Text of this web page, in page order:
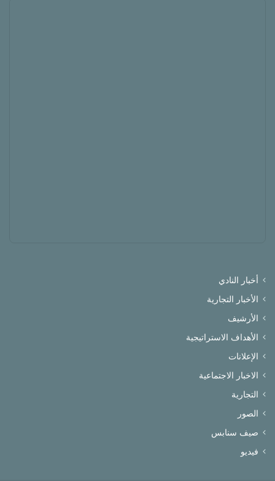
أخبار النادي
الأخبار التجارية
الأرشيف
الأهداف الاستراتيجية
الإعلانات
الاخبار الاجتماعية
التجارية
الصور
صيف سنابس
فيديو